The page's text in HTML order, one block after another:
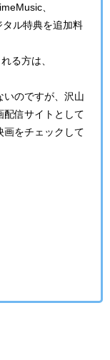
、
ル特典を追加料
る方は、
いのですが、沢山
配信サイトとして
画をチェックして